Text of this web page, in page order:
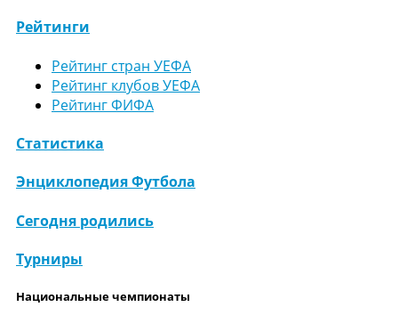
Рейтинги
Рейтинг стран УЕФА
Рейтинг клубов УЕФА
Рейтинг ФИФА
Статистика
Энциклопедия Футбола
Сегодня родились
Турниры
Национальные чемпионаты